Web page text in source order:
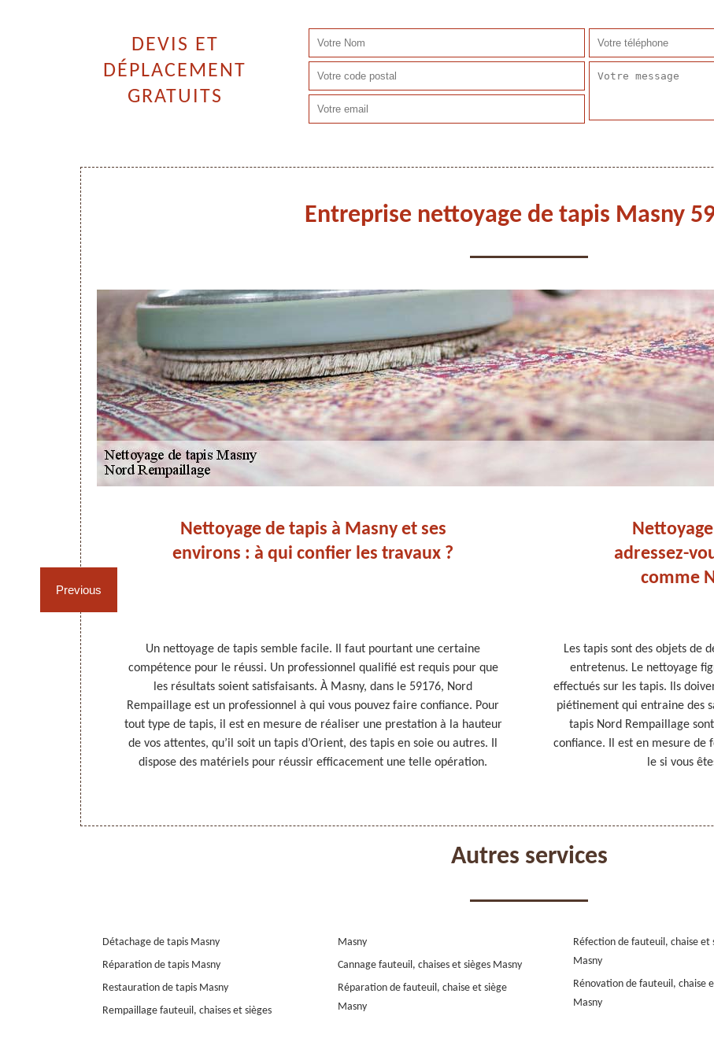
DEVIS ET
DÉPLACEMENT
GRATUITS
Entreprise nettoyage de tapis Masny
Previous
Nettoyage de tapis à Masny et ses
environs : à qui confier les travaux ?
Un nettoyage de tapis semble facile. Il faut pourtant une certaine
compétence pour le réussi. Un professionnel qualifié est requis pour que
les résultats soient satisfaisants. À Masny, dans le 59176, Nord
Rempaillage est un professionnel à qui vous pouvez faire confiance. Pour
tout type de tapis, il est en mesure de réaliser une prestation à la hauteur
de vos attentes, qu’il soit un tapis d’Orient, des tapis en soie ou autres. Il
dispose des matériels pour réussir efficacement une telle opération.
adressez-
comme
Les tapis sont des objets de
entretenus. Le nettoyage
effectués sur les tapis. Ils
piétinement qui entraine des
tapis Nord Rempaillage
confiance. Il est en mesure de
le si vous
Autres services
Détachage de tapis Masny
Réparation de tapis Masny
Restauration de tapis Masny
Rempaillage fauteuil, chaises et sièges
Masny
Cannage fauteuil, chaises et sièges Masny
Réparation de fauteuil, chaise et siège
Masny
Réfection de fauteuil, chaise et
Masny
Rénovation de fauteuil, chaise
Masny